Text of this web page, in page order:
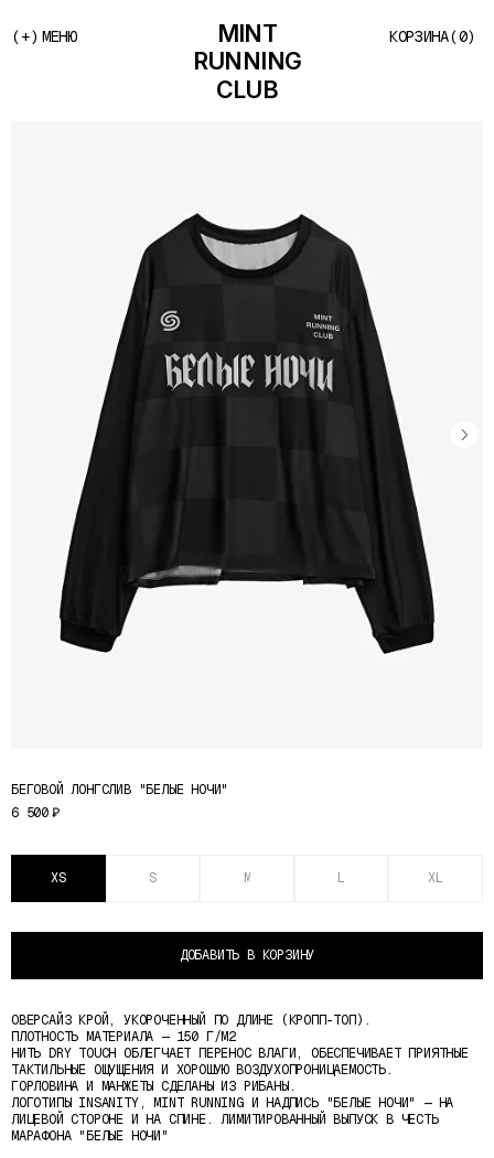
MINT
RUNNING
CLUB
БЕГОВОЙ ЛОНГСЛИВ "БЕЛЫЕ НОЧИ"
6 500₽
XS S M L XL
ДОБАВИТЬ В КОРЗИНУ
ОВЕРСАЙЗ КРОЙ, УКОРОЧЕННЫЙ ПО ДЛИНЕ (КРОПП-ТОП).
ПЛОТНОСТЬ МАТЕРИАЛА — 150 Г/М2
НИТЬ DRY TOUCH ОБЛЕГЧАЕТ ПЕРЕНОС ВЛАГИ, ОБЕСПЕЧИВАЕТ ПРИЯТНЫЕ
ТАКТИЛЬНЫЕ ОЩУЩЕНИЯ И ХОРОШУЮ ВОЗДУХОПРОНИЦАЕМОСТЬ.
ГОРЛОВИНА И МАНЖЕТЫ СДЕЛАНЫ ИЗ РИБАНЫ.
ЛОГОТИПЫ INSANITY, MINT RUNNING И НАДПИСЬ "БЕЛЫЕ НОЧИ" — НА
ЛИЦЕВОЙ СТОРОНЕ И НА СПИНЕ. ЛИМИТИРОВАННЫЙ ВЫПУСК В ЧЕСТЬ
МАРАФОНА "БЕЛЫЕ НОЧИ"